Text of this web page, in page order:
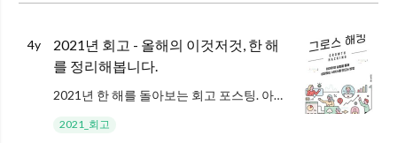
4y
2021년 회고 - 올해의 이것저것, 한 해
를 정리해봅니다.
2021년 한 해를 돌아보는 회고 포스팅. 아쉬움, 즐거움, 그리고 나름의 소소한 성취. 잘했어요 of the year: 그로스해킹 책 출간 그로스 해킹 강의에 이어서, 책까지 출간하게 되었다. (사실 글 쓰느라 괴로웠던 건
2021_회고